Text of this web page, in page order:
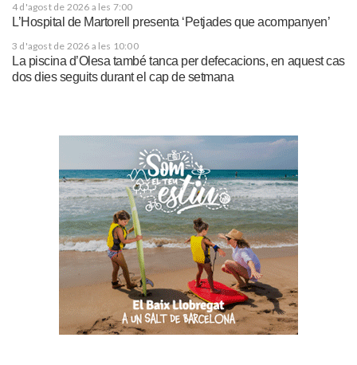
4 d'agost de 2026 a les 7:00
L’Hospital de Martorell presenta ‘Petjades que acompanyen’
3 d'agost de 2026 a les 10:00
La piscina d’Olesa també tanca per defecacions, en aquest cas
dos dies seguits durant el cap de setmana